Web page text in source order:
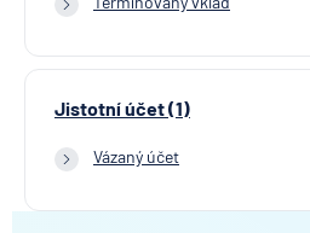
Jistotní účet (1)
Vázaný účet